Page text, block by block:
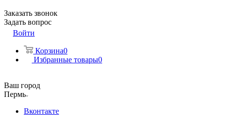
Заказать звонок
Задать вопрос
Войти
Корзина0
Избранные товары0
Ваш город
Пермь
Вконтакте